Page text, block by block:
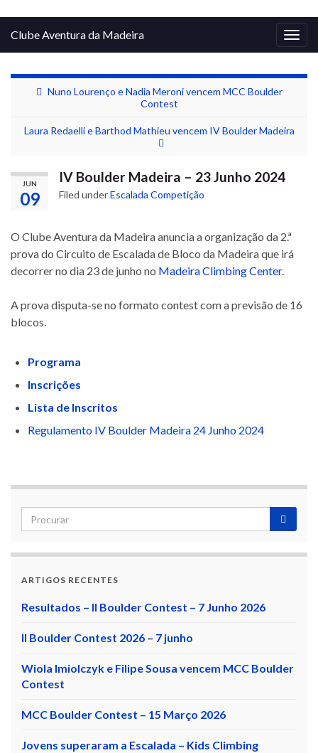
Clube Aventura da Madeira
Nuno Lourenço e Nadia Meroni vencem MCC Boulder
Contest
Laura Redaelli e Barthod Mathieu vencem IV Boulder Madeira
JUN
09
IV Boulder Madeira – 23 Junho 2024
Filed underEscalada Competição
O Clube Aventura da Madeira anuncia a organização da 2.ª
prova do Circuito de Escalada de Bloco da Madeira que irá
decorrer no dia 23 de junho no Madeira Climbing Center.
A prova disputa-se no formato contest com a previsão de 16
blocos.
Programa
Inscrições
Lista de Inscritos
Regulamento IV Boulder Madeira 24 Junho 2024
ARTIGOS RECENTES
Resultados – II Boulder Contest – 7 Junho 2026
II Boulder Contest 2026 – 7 junho
Wiola Imiolczyk e Filipe Sousa vencem MCC Boulder
Contest
MCC Boulder Contest – 15 Março 2026
Jovens superaram a Escalada – Kids Climbing